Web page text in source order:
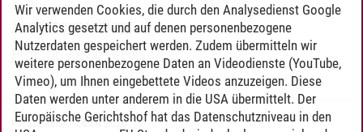
ANSPRECHPARTNER
Prof. Dr. Kevin Drews
Pressestelle/24.06.2026
Wir verwenden Cookies, die durch den Analysedienst Google
Analytics gesetzt und auf denen personenbezogene
Nutzerdaten gespeichert werden. Zudem übermitteln wir
weitere personenbezogene Daten an Videodienste (YouTube,
Vimeo), um Ihnen eingebettete Videos anzuzeigen. Diese
Daten werden unter anderem in die USA übermittelt. Der
Europäische Gerichtshof hat das Datenschutzniveau in den